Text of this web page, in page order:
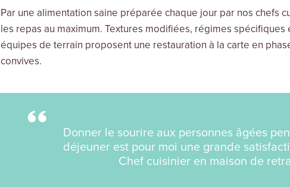
Par une alimentation saine préparée chaque jour par nos chefs
les repas au maximum. Textures modifiées, régimes spécifiques
équipes de terrain proposent une restauration à la carte en
convives.
Donner le sourire aux personnes âgées
déjeuner est pour moi une grande
Chef cuisinier en maison de